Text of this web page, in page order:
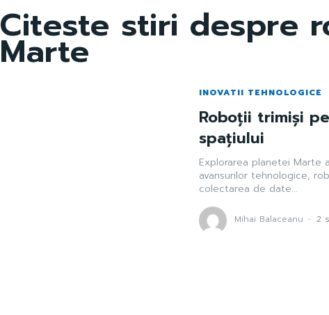
Citeste stiri despre
Marte
INOVATII TEHNOLOGICE
Roboții trimiși
spațiului
Explorarea planetei Marte
avansurilor tehnologice,
colectarea de date...
Mihai Balaceanu - 2